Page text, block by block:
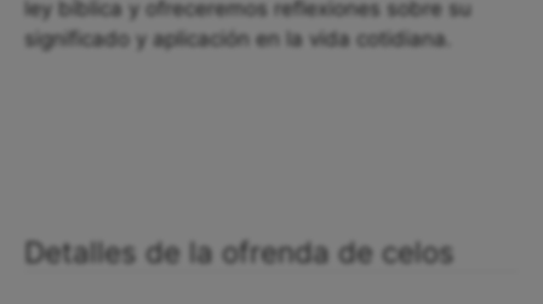
ley bíblica y ofreceremos reflexiones sobre su
significado y aplicación en la vida cotidiana.
Detalles de la ofrenda de celos